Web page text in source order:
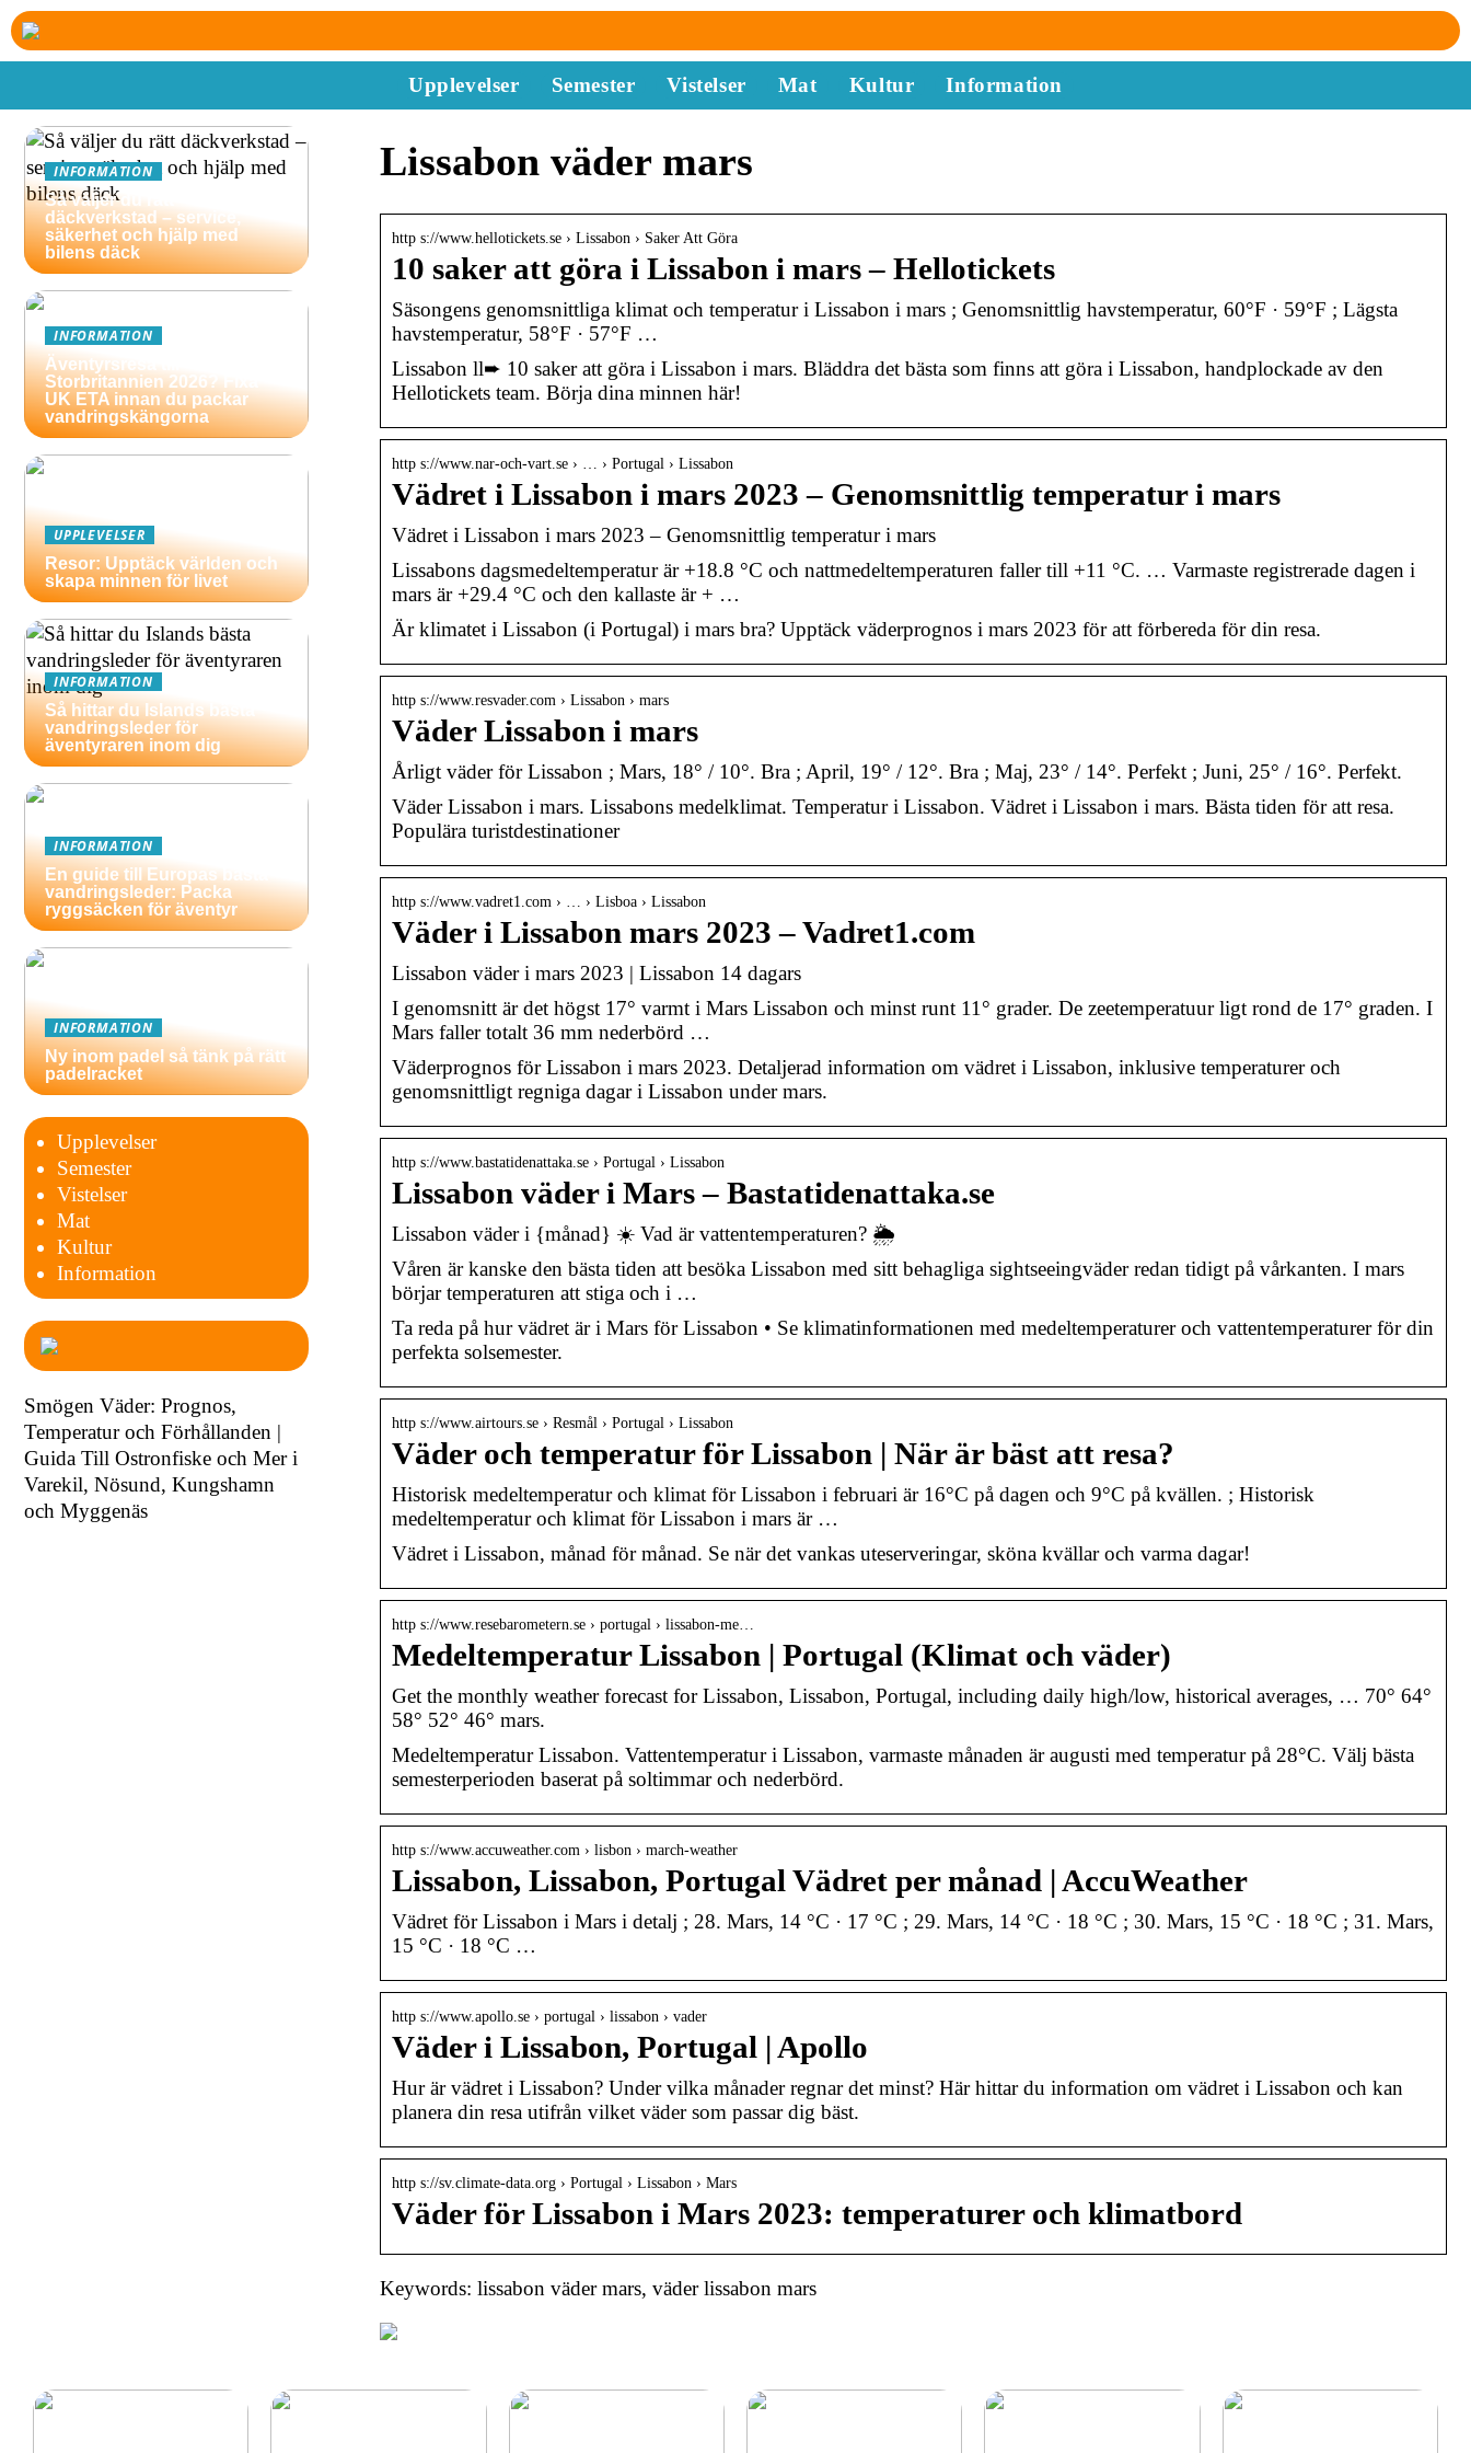
Upplevelser Semester Vistelser Mat Kultur Information
Lissabon väder mars
http s://www.hellotickets.se › Lissabon › Saker Att Göra
10 saker att göra i Lissabon i mars – Hellotickets
Säsongens genomsnittliga klimat och temperatur i Lissabon i mars ; Genomsnittlig havstemperatur, 60°F · 59°F ; Lägsta
havstemperatur, 58°F · 57°F …
Lissabon ll➨ 10 saker att göra i Lissabon i mars. Bläddra det bästa som finns att göra i Lissabon, handplockade av den
Hellotickets team. Börja dina minnen här!
http s://www.nar-och-vart.se › … › Portugal › Lissabon
Vädret i Lissabon i mars 2023 – Genomsnittlig temperatur i mars
Vädret i Lissabon i mars 2023 – Genomsnittlig temperatur i mars
Lissabons dagsmedeltemperatur är +18.8 °C och nattmedeltemperaturen faller till +11 °C. … Varmaste registrerade dagen i
mars är +29.4 °C och den kallaste är + …
Är klimatet i Lissabon (i Portugal) i mars bra? Upptäck väderprognos i mars 2023 för att förbereda för din resa.
http s://www.resvader.com › Lissabon › mars
Väder Lissabon i mars
Årligt väder för Lissabon ; Mars, 18° / 10°. Bra ; April, 19° / 12°. Bra ; Maj, 23° / 14°. Perfekt ; Juni, 25° / 16°. Perfekt.
Väder Lissabon i mars. Lissabons medelklimat. Temperatur i Lissabon. Vädret i Lissabon i mars. Bästa tiden för att resa.
Populära turistdestinationer
http s://www.vadret1.com › … › Lisboa › Lissabon
Väder i Lissabon mars 2023 – Vadret1.com
Lissabon väder i mars 2023 | Lissabon 14 dagars
I genomsnitt är det högst 17° varmt i Mars Lissabon och minst runt 11° grader. De zeetemperatuur ligt rond de 17° graden. I
Mars faller totalt 36 mm nederbörd …
Väderprognos för Lissabon i mars 2023. Detaljerad information om vädret i Lissabon, inklusive temperaturer och
genomsnittligt regniga dagar i Lissabon under mars.
http s://www.bastatidenattaka.se › Portugal › Lissabon
Lissabon väder i Mars – Bastatidenattaka.se
Lissabon väder i {månad} ☀️ Vad är vattentemperaturen? 🌦️
Våren är kanske den bästa tiden att besöka Lissabon med sitt behagliga sightseeingväder redan tidigt på vårkanten. I mars
börjar temperaturen att stiga och i …
Ta reda på hur vädret är i Mars för Lissabon • Se klimatinformationen med medeltemperaturer och vattentemperaturer för din
perfekta solsemester.
http s://www.airtours.se › Resmål › Portugal › Lissabon
Väder och temperatur för Lissabon | När är bäst att resa?
Historisk medeltemperatur och klimat för Lissabon i februari är 16°C på dagen och 9°C på kvällen. ; Historisk
medeltemperatur och klimat för Lissabon i mars är …
Vädret i Lissabon, månad för månad. Se när det vankas uteserveringar, sköna kvällar och varma dagar!
http s://www.resebarometern.se › portugal › lissabon-me…
Medeltemperatur Lissabon | Portugal (Klimat och väder)
Get the monthly weather forecast for Lissabon, Lissabon, Portugal, including daily high/low, historical averages, … 70° 64°
58° 52° 46° mars.
Medeltemperatur Lissabon. Vattentemperatur i Lissabon, varmaste månaden är augusti med temperatur på 28°C. Välj bästa
semesterperioden baserat på soltimmar och nederbörd.
http s://www.accuweather.com › lisbon › march-weather
Lissabon, Lissabon, Portugal Vädret per månad | AccuWeather
Vädret för Lissabon i Mars i detalj ; 28. Mars, 14 °C · 17 °C ; 29. Mars, 14 °C · 18 °C ; 30. Mars, 15 °C · 18 °C ; 31. Mars,
15 °C · 18 °C …
http s://www.apollo.se › portugal › lissabon › vader
Väder i Lissabon, Portugal | Apollo
Hur är vädret i Lissabon? Under vilka månader regnar det minst? Här hittar du information om vädret i Lissabon och kan
planera din resa utifrån vilket väder som passar dig bäst.
http s://sv.climate-data.org › Portugal › Lissabon › Mars
Väder för Lissabon i Mars 2023: temperaturer och klimatbord
Keywords: lissabon väder mars, väder lissabon mars
INFORMATION
Så väljer du rätt
däckverkstad – service,
säkerhet och hjälp med
bilens däck
INFORMATION
Äventyrsresa till
Storbritannien 2026? Fixa
UK ETA innan du packar
vandringskängorna
UPPLEVELSER
Resor: Upptäck världen och
skapa minnen för livet
INFORMATION
Så hittar du Islands bästa
vandringsleder för
äventyraren inom dig
INFORMATION
En guide till Europas bästa
vandringsleder: Packa
ryggsäcken för äventyr
INFORMATION
Ny inom padel så tänk på rätt
padelracket
Upplevelser
Semester
Vistelser
Mat
Kultur
Information
Smögen Väder: Prognos,
Temperatur och Förhållanden |
Guida Till Ostronfiske och Mer i
Varekil, Nösund, Kungshamn
och Myggenäs